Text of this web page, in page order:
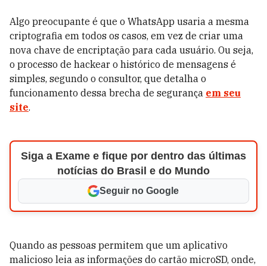
Algo preocupante é que o WhatsApp usaria a mesma
criptografia em todos os casos, em vez de criar uma
nova chave de encriptação para cada usuário. Ou seja,
o processo de hackear o histórico de mensagens é
simples, segundo o consultor, que detalha o
funcionamento dessa brecha de segurança em seu
site.
Siga a Exame e fique por dentro das últimas
notícias do Brasil e do Mundo
Seguir no Google
Quando as pessoas permitem que um aplicativo
malicioso leia as informações do cartão microSD, onde,